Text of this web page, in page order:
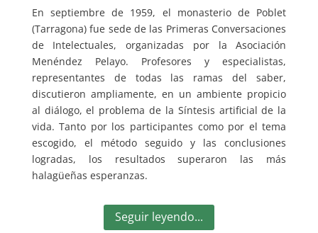
En septiembre de 1959, el monasterio de Poblet
(Tarragona) fue sede de las Primeras Conversaciones
de Intelectuales, organizadas por la Asociación
Menéndez Pelayo. Profesores y especialistas,
representantes de todas las ramas del saber,
discutieron ampliamente, en un ambiente propicio
al diálogo, el problema de la Síntesis artificial de la
vida. Tanto por los participantes como por el tema
escogido, el método seguido y las conclusiones
logradas, los resultados superaron las más
halagüeñas esperanzas.
Seguir leyendo...